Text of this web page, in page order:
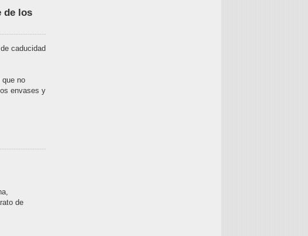
de los
caducidad
que no
envases y
de